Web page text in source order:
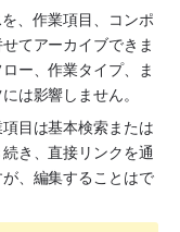
を、作業項目、コンポ
てアーカイブできま
ー、作業タイプ、ま
は影響しません。
目は基本検索または
き、直接リンクを通
、編集することはで